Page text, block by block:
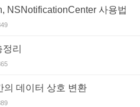
NSNotificationCenter 사용법
리
의 데이터 상호 변환